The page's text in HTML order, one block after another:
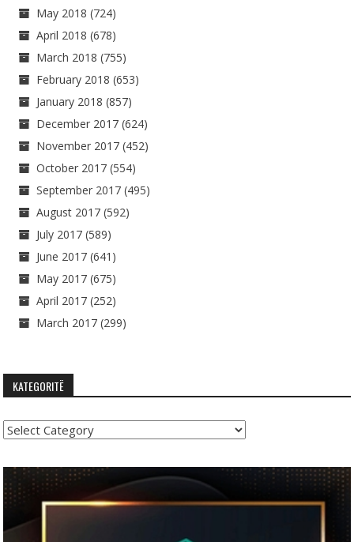
May 2018 (724)
April 2018 (678)
March 2018 (755)
February 2018 (653)
January 2018 (857)
December 2017 (624)
November 2017 (452)
October 2017 (554)
September 2017 (495)
August 2017 (592)
July 2017 (589)
June 2017 (641)
May 2017 (675)
April 2017 (252)
March 2017 (299)
KATEGORITË
Kategoritë